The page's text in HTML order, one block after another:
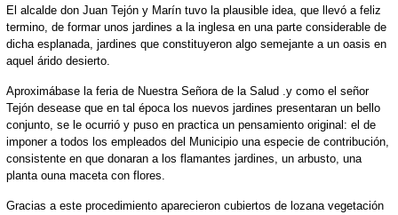
El alcalde don Juan Tejón y Marín tuvo la plausible idea, que llevó a feliz
termino, de formar unos jardines a la inglesa en una parte considerable de
dicha esplanada, jardines que constituyeron algo semejante a un oasis en
aquel árido desierto.
Aproximábase la feria de Nuestra Señora de la Salud .y como el señor
Tejón desease que en tal época los nuevos jardines presentaran un bello
conjunto, se le ocurrió y puso en practica un pensamiento original: el de
imponer a todos los empleados del Municipio una especie de contribución,
consistente en que donaran a los flamantes jardines, un arbusto, una
planta ouna maceta con flores.
Gracias a este procedimiento aparecieron cubiertos de lozana vegetación